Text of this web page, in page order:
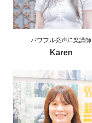
パワフル発声洋楽講師
Karen